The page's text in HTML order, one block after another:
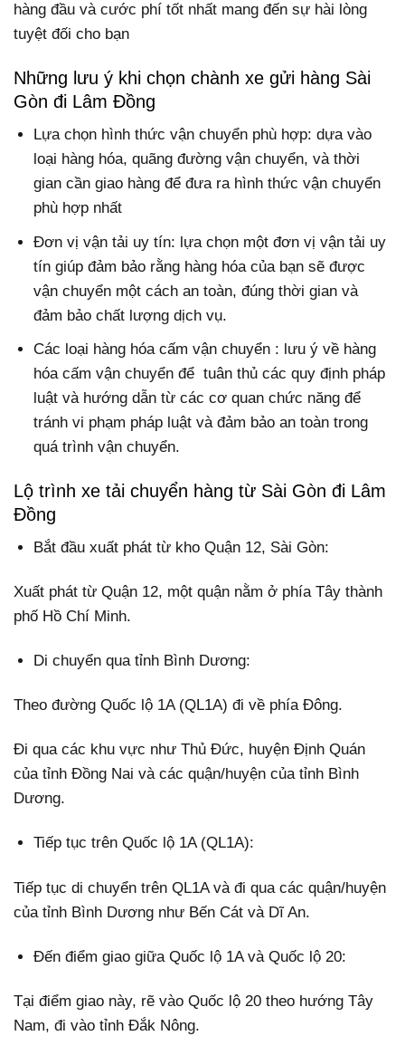
hàng đầu và cước phí tốt nhất mang đến sự hài lòng
tuyệt đối cho bạn
Những lưu ý khi chọn chành xe gửi hàng Sài
Gòn đi Lâm Đồng
Lựa chọn hình thức vận chuyển phù hợp: dựa vào
loại hàng hóa, quãng đường vận chuyển, và thời
gian cần giao hàng để đưa ra hình thức vận chuyển
phù hợp nhất
Đơn vị vận tải uy tín: lựa chọn một đơn vị vận tải uy
tín giúp đảm bảo rằng hàng hóa của bạn sẽ được
vận chuyển một cách an toàn, đúng thời gian và
đảm bảo chất lượng dịch vụ.
Các loại hàng hóa cấm vận chuyển : lưu ý về hàng
hóa cấm vận chuyển để tuân thủ các quy định pháp
luật và hướng dẫn từ các cơ quan chức năng để
tránh vi phạm pháp luật và đảm bảo an toàn trong
quá trình vận chuyển.
Lộ trình xe tải chuyển hàng từ Sài Gòn đi Lâm
Đồng
Bắt đầu xuất phát từ kho Quận 12, Sài Gòn:
Xuất phát từ Quận 12, một quận nằm ở phía Tây thành
phố Hồ Chí Minh.
Di chuyển qua tỉnh Bình Dương:
Theo đường Quốc lộ 1A (QL1A) đi về phía Đông.
Đi qua các khu vực như Thủ Đức, huyện Định Quán
của tỉnh Đồng Nai và các quận/huyện của tỉnh Bình
Dương.
Tiếp tục trên Quốc lộ 1A (QL1A):
Tiếp tục di chuyển trên QL1A và đi qua các quận/huyện
của tỉnh Bình Dương như Bến Cát và Dĩ An.
Đến điểm giao giữa Quốc lộ 1A và Quốc lộ 20:
Tại điểm giao này, rẽ vào Quốc lộ 20 theo hướng Tây
Nam, đi vào tỉnh Đắk Nông.